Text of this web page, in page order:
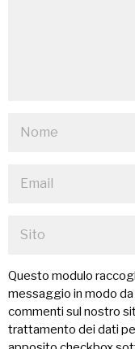
Questo modulo
messaggio in modo
commenti sul nostro
trattamento dei dati